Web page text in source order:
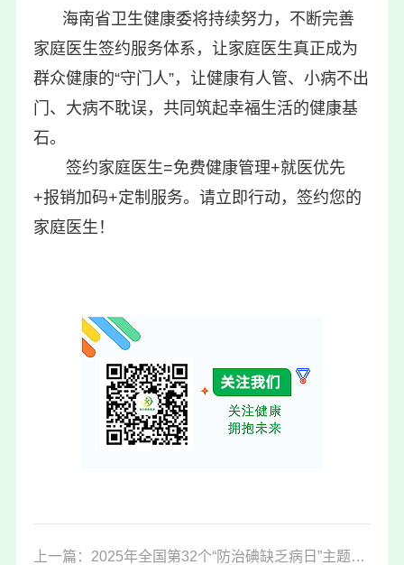
海南省卫生健康委将持续努力，不断完善
家庭医生签约服务体系，让家庭医生真正成为
群众健康的“守门人”，让健康有人管、小病不出
门、大病不耽误，共同筑起幸福生活的健康基
石。
签约家庭医生=免费健康管理+就医优先
+报销加码+定制服务。请立即行动，签约您的
家庭医生！
上一篇：2025年全国第32个“防治碘缺乏病日”主题宣传活动在我市秀英区成功举办